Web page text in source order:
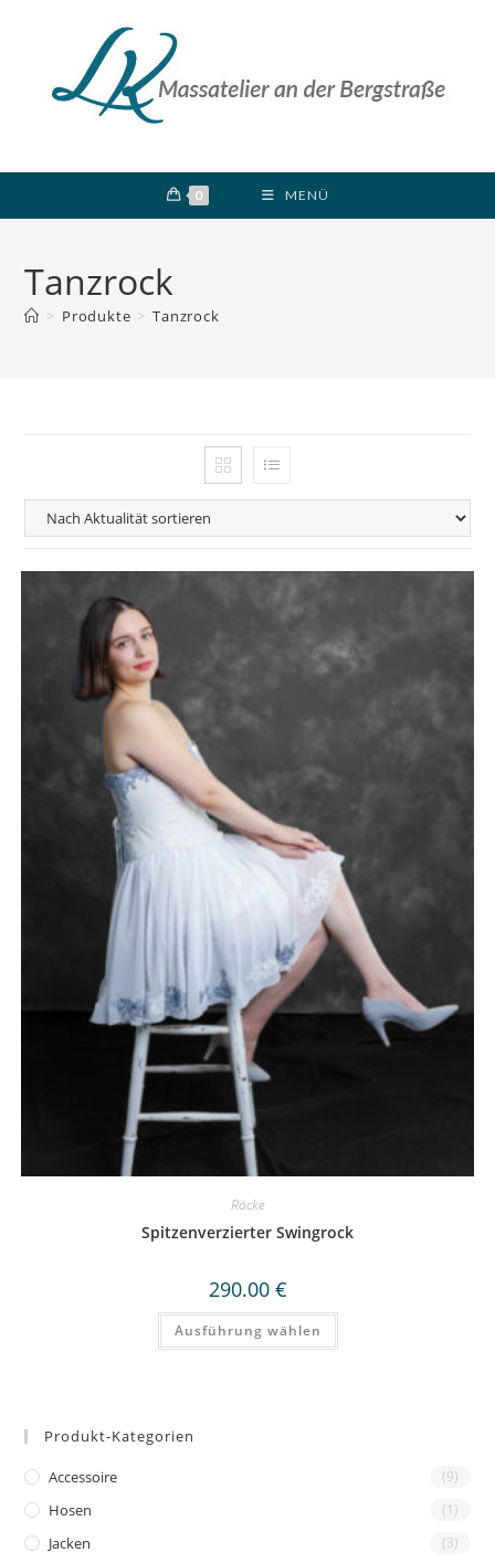
0 MENÜ
Tanzrock
> Produkte > Tanzrock
Röcke
Spitzenverzierter Swingrock
290.00 €
Ausführung wählen
Dieses
weist
Produkt-Kategorien
Accessoire (9)
Hosen (1)
Jacken (3)